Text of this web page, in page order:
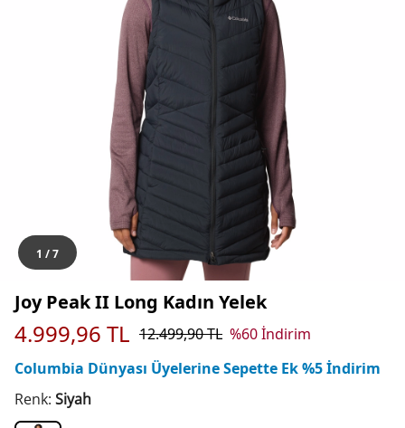
1 /7
Joy Peak II Long Kadın Yelek
4.999,96 TL 12.499,90TL %60İndirim
Columbia Dünyası Üyelerine Sepette Ek %5 İndirim
Renk: Siyah